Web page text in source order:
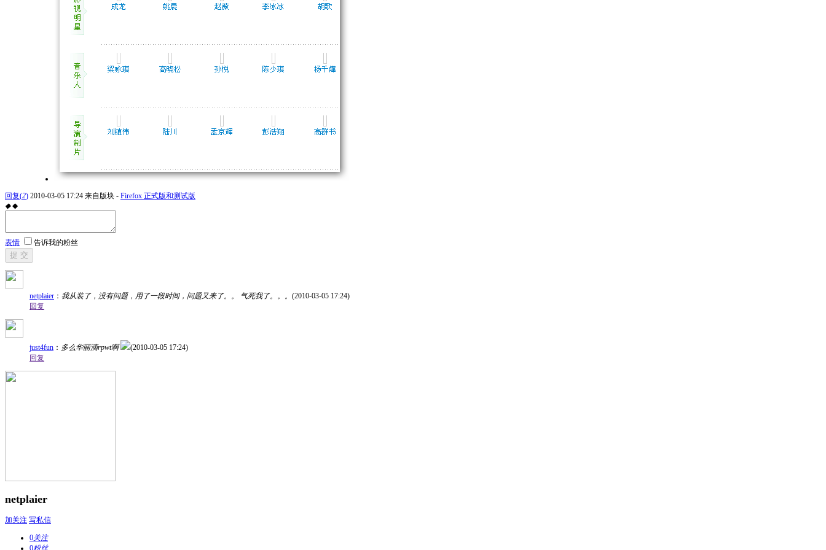
回复(2) 2010-03-05 17:24 来自版块 - Firefox 正式版和测试版
◆ ◆
表情 告诉我的粉丝
提 交
netplaier ： 我从装了，没有问题，用了一段时间，问题又来了。。 气死我了。。。 (2010-03-05 17:24)
回复
just4fun ： 多么华丽滴rpwt啊
(2010-03-05 17:24)
回复
netplaier
加关注 写私信
0关注
0粉丝